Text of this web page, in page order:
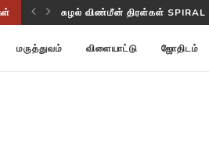
அன்னோம் கிட்டத்தட்ட ANNOM
மருத்துவம் விளையாட்டு ஜோதிடம்